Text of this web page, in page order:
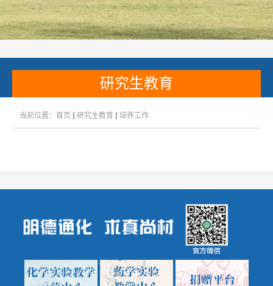
研究生教育
当前位置： 首页 研究生教育 培养工作